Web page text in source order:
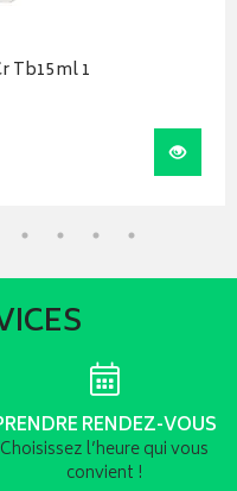
Tb15ml 1
RENDEZ-VOUS
Choisissez l’heure qui vous
convient !